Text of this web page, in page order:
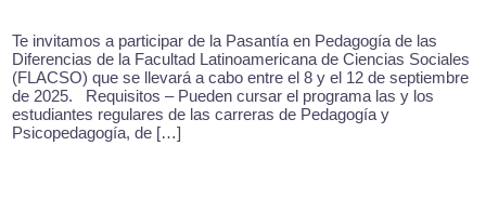
Te invitamos a participar de la Pasantía en Pedagogía de las
Diferencias de la Facultad Latinoamericana de Ciencias Sociales
(FLACSO) que se llevará a cabo entre el 8 y el 12 de septiembre
de 2025. Requisitos – Pueden cursar el programa las y los
estudiantes regulares de las carreras de Pedagogía y
Psicopedagogía, de […]